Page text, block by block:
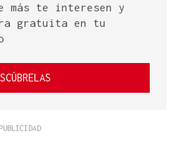
más te interesen y
gratuita en tu